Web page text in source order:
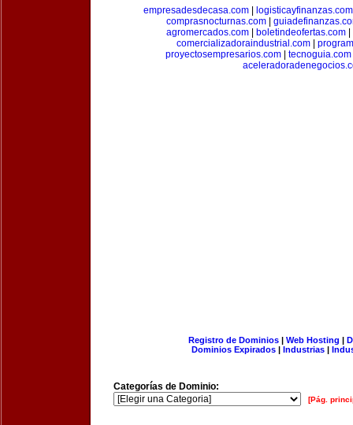
empresadesdecasa.com
logisticayfinanzas.com
comprasnocturnas.com
agromercados.com
boletindeofertas.com
comercializadoraindustrial.com
proyectosempresarios.com
tecnoguia.com
Registro de Dominios| Web Hosting |
Dominios Expirados | Industrias |
Categorías de Dominio:
[Pág.